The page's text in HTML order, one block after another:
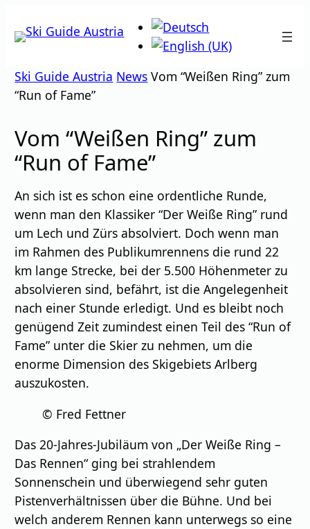
Inhalt
Ski Guide Austria News Vom “Weißen Ring” zum
“Run of Fame”
Vom “Weißen Ring” zum
“Run of Fame”
An sich ist es schon eine ordentliche Runde,
wenn man den Klassiker “Der Weiße Ring” rund
um Lech und Zürs absolviert. Doch wenn man
im Rahmen des Publikumrennens die rund 22
km lange Strecke, bei der 5.500 Höhenmeter zu
absolvieren sind, befährt, ist die Angelegenheit
nach einer Stunde erledigt. Und es bleibt noch
genügend Zeit zumindest einen Teil des “Run of
Fame” unter die Skier zu nehmen, um die
enorme Dimension des Skigebiets Arlberg
auszukosten.
© Fred Fettner
Das 20-Jahres-Jubiläum von „Der Weiße Ring –
Das Rennen“ ging bei strahlendem
Sonnenschein und überwiegend sehr guten
Pistenverhältnissen über die Bühne. Und bei
welch anderem Rennen kann unterwegs so eine